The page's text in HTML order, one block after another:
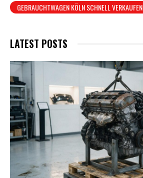
GEBRAUCHTWAGEN KÖLN SCHNELL VERKAUFEN
LATEST POSTS